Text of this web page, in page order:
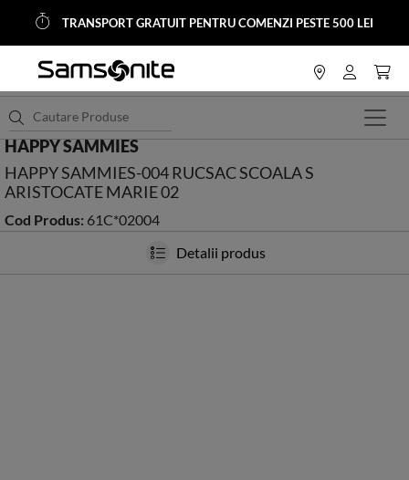
TRANSPORT GRATUIT PENTRU COMENZI PESTE 500 LEI
<HOME Genti Copii
HAPPY SAMMIES
HAPPY SAMMIES-004 RUCSAC SCOALA S
ARISTOCATE MARIE 02
Cod Produs: 61C*02004
Detalii produs